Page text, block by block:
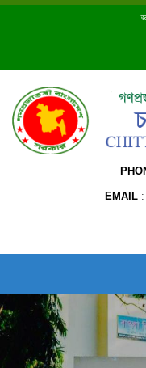
Skip
EMAIL